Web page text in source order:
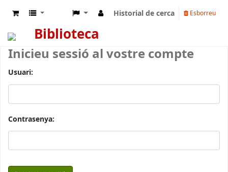
Historial de cerca Esborreu
Biblioteca
Inicieu sessió al vostre compte
Usuari:
Contrasenya: